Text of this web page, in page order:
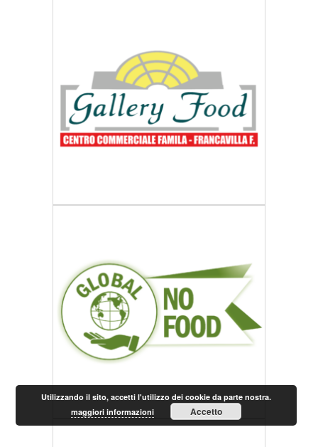
Utilizzando il sito, accetti l'utilizzo dei cookie da parte nostra.
maggiori informazioni
Accetto